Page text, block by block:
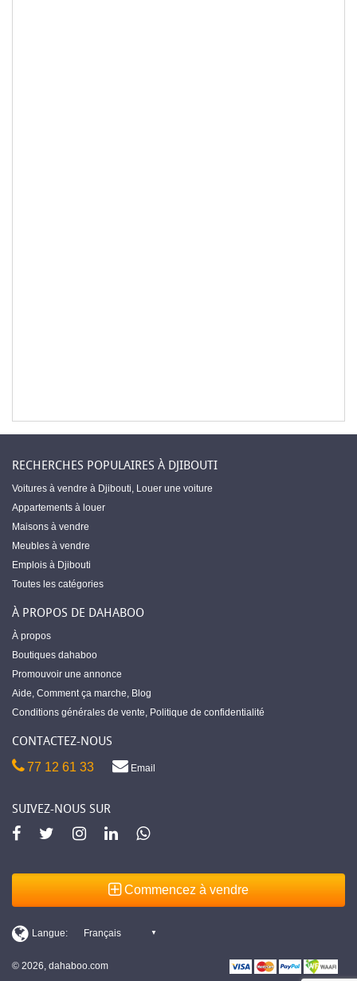
RECHERCHES POPULAIRES À DJIBOUTI
Voitures à vendre à Djibouti, Louer une voiture
Appartements à louer
Maisons à vendre
Meubles à vendre
Emplois à Djibouti
Toutes les catégories
À PROPOS DE DAHABOO
À propos
Boutiques dahaboo
Promouvoir une annonce
Aide, Comment ça marche, Blog
Conditions générales de vente, Politique de confidentialité
CONTACTEZ-NOUS
77 12 61 33 Email
SUIVEZ-NOUS SUR
Commencez à vendre
© 2026, dahaboo.com